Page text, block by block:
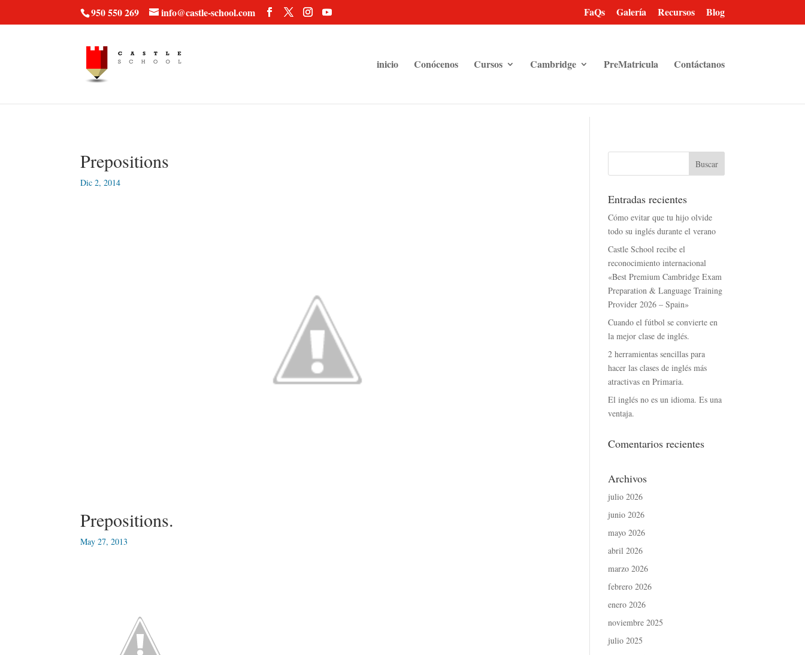
950 550 269 info@castle-school.com FaQs Galería Recursos Blog
inicio Conócenos Cursos Cambridge PreMatricula Contáctanos
Prepositions
Dic 2, 2014
Prepositions.
May 27, 2013
Entradas recientes
Cómo evitar que tu hijo olvide
todo su inglés durante el verano
Castle School recibe el
reconocimiento internacional
«Best Premium Cambridge Exam
Preparation & Language Training
Provider 2026 – Spain»
Cuando el fútbol se convierte en
la mejor clase de inglés.
2 herramientas sencillas para
hacer las clases de inglés más
atractivas en Primaria.
El inglés no es un idioma. Es una
ventaja.
Comentarios recientes
Archivos
julio 2026
junio 2026
mayo 2026
abril 2026
marzo 2026
febrero 2026
enero 2026
noviembre 2025
julio 2025